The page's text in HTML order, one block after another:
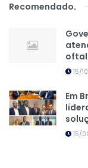
Recomendado.
15/
Em
15/